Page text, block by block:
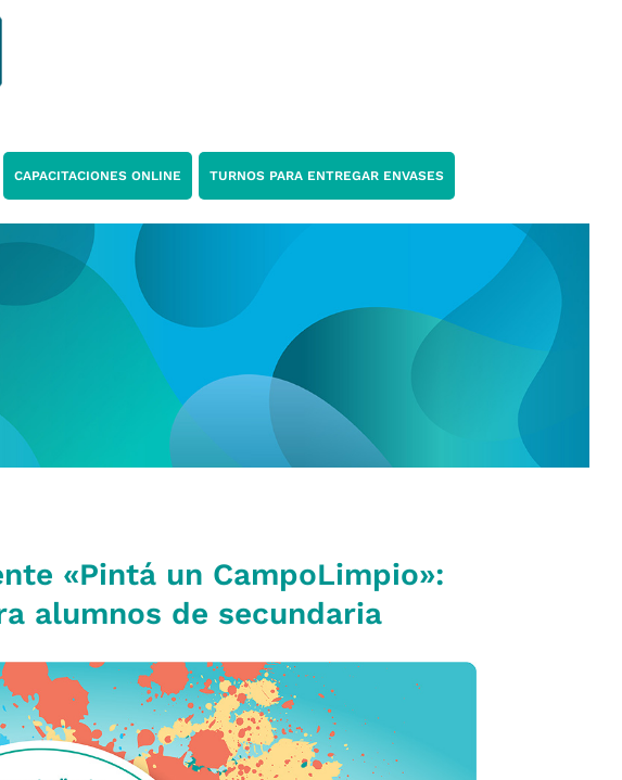
CAPACITACIONES ONLINE TURNOS PARA ENTREGAR ENVASES
«Pintá un CampoLimpio»:
alumnos de secundaria